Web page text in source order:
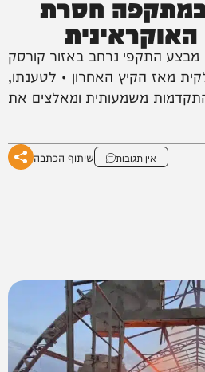
מבצע התקפי נרחב באזור קורסק
מאז הקיץ האחרון • לטענתו,
התקדמות משמעותית ומאלצים את
אין תגובות שיתוף הכתבה